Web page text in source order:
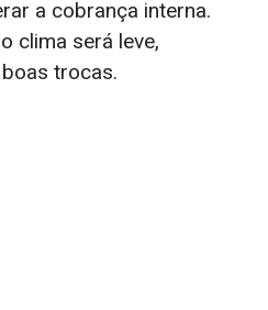
a cobrança interna.
clima será leve,
trocas.